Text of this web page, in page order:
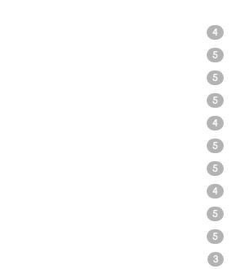
4
5
5
5
4
5
5
4
5
5
3